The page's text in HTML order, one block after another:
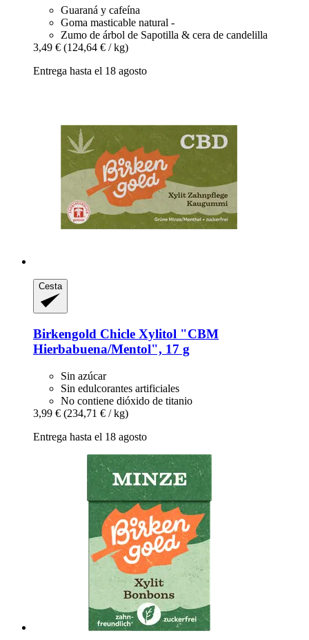
Guaraná y cafeína
Goma masticable natural -
Zumo de árbol de Sapotilla & cera de candelilla
3,49 € (124,64 € / kg)
Entrega hasta el 18 agosto
Cesta
Birkengold Chicle Xylitol "CBM
Hierbabuena/Mentol", 17 g
Sin azúcar
Sin edulcorantes artificiales
No contiene dióxido de titanio
3,99 € (234,71 € / kg)
Entrega hasta el 18 agosto